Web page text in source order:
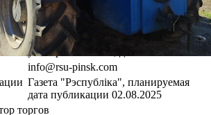
200201822
+375165653033
225710, Брестская область, г. Пинск,
ул. Черняховского, д. 83
info@rsu-pinsk.com
Газета "Рэспублiка", планируемая
дата публикации 02.08.2025
торгов